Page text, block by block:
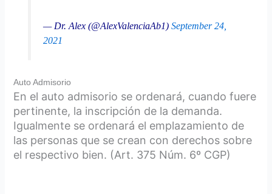
— Dr. Alex (@AlexValenciaAb1)September 24,
2021
Auto Admisorio
En el auto admisorio se ordenará, cuando fuere
pertinente, la inscripción de la demanda.
Igualmente se ordenará el emplazamiento de
las personas que se crean con derechos sobre
el respectivo bien. (Art. 375 Núm. 6º CGP)